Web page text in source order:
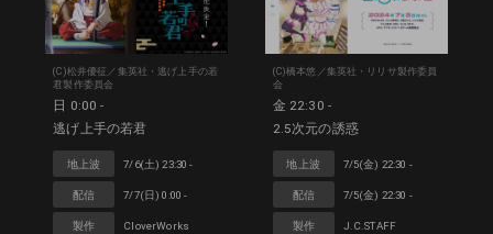
(C)松井優征／集英社・逃げ上手の若
君製作委員会
日 0:00 -
逃げ上手の若君
地上波 7/6(土) 23:30 -
配信 7/7(日) 0:00 -
製作 CloverWorks
(C)橋本悠／集英社・リリサ製作委員
会
金 22:30 -
2.5次元の誘惑
地上波 7/5(金) 22:30 -
配信 7/5(金) 22:30 -
製作 J.C.STAFF